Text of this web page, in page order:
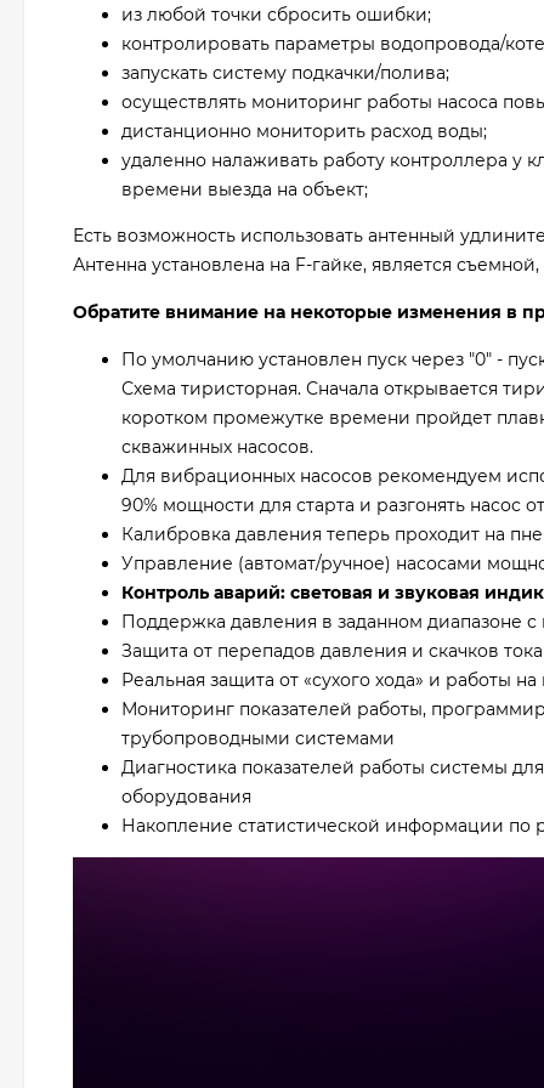
из любой точки сбросить ошибки;
контролировать параметры водопровода/
запускать систему подкачки/полива;
осуществлять мониторинг работы насоса
дистанционно мониторить расход воды;
удаленно налаживать работу контроллера у
времени выезда на объект;
Есть возможность использовать антенный
Антенна установлена на F-гайке, является
Обратите внимание на некоторые изменения в
По умолчанию установлен пуск через "0" -
Схема тиристорная. Сначала открывается
коротком промежутке времени пройдет
скважинных насосов.
Для вибрационных насосов рекомендуем
90% мощности для старта и разгонять насос
Калибровка давления теперь проходит на
Управление (автомат/ручное) насосами
Контроль аварий: световая и звуковая
Поддержка давления в заданном диапазоне с
Защита от перепадов давления и скачков тока
Реальная защита от «сухого хода» и работы
Мониторинг показателей работы,
трубопроводными системами
Диагностика показателей работы системы
оборудования
Накопление статистической информации по